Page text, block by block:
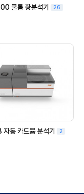
쿨롬 황분석기 26
동 카드뮴 분석기 2